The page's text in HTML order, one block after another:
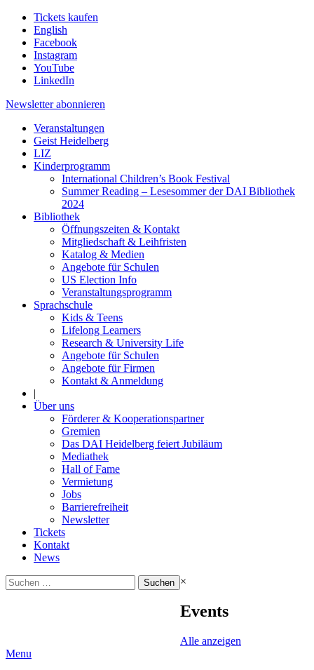
Tickets kaufen
English
Facebook
Instagram
YouTube
LinkedIn
Newsletter abonnieren
Veranstaltungen
Geist Heidelberg
LIZ
Kinderprogramm
International Children’s Book Festival
Summer Reading – Lesesommer der DAI Bibliothek
2024
Bibliothek
Öffnungszeiten & Kontakt
Mitgliedschaft & Leihfristen
Katalog & Medien
Angebote für Schulen
US Election Info
Veranstaltungsprogramm
Sprachschule
Kids & Teens
Lifelong Learners
Research & University Life
Angebote für Schulen
Angebote für Firmen
Kontakt & Anmeldung
|
Über uns
Förderer & Kooperationspartner
Gremien
Das DAI Heidelberg feiert Jubiläum
Mediathek
Hall of Fame
Vermietung
Jobs
Barrierefreiheit
Newsletter
Tickets
Kontakt
News
Suchen
nach:
×
Events
Alle anzeigen
Menu